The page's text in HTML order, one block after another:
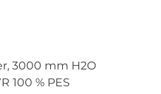
3000 mm H2O
100 % PES